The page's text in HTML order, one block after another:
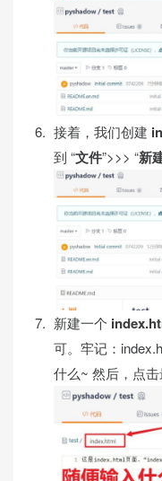
接着，我们创建
到 “文件”>>> “新
新建一个
可。牢记：
什么~ 然后，点击